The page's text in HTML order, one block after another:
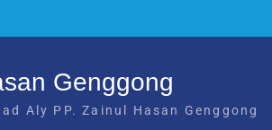
Genggong
Aly PP. Zainul Hasan Genggong